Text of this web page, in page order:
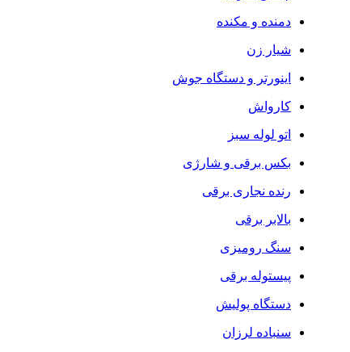
دمنده و مکنده
شیار زن
اینورتر و دستگاه جوش
کارواش
اتو لوله سبز
بکس برقی و شارژی
رنده نجاری برقی
بالابر برقی
سنگ رومیزی
پیستوله برقی
دستگاه پولیش
سنباده لرزان